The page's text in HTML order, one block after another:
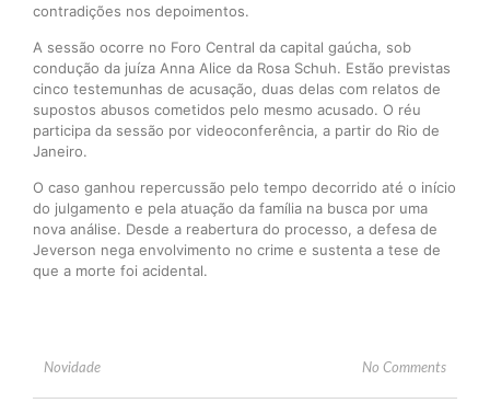
contradições nos depoimentos.
A sessão ocorre no Foro Central da capital gaúcha, sob
condução da juíza Anna Alice da Rosa Schuh. Estão previstas
cinco testemunhas de acusação, duas delas com relatos de
supostos abusos cometidos pelo mesmo acusado. O réu
participa da sessão por videoconferência, a partir do Rio de
Janeiro.
O caso ganhou repercussão pelo tempo decorrido até o início
do julgamento e pela atuação da família na busca por uma
nova análise. Desde a reabertura do processo, a defesa de
Jeverson nega envolvimento no crime e sustenta a tese de
que a morte foi acidental.
Novidade No Comments